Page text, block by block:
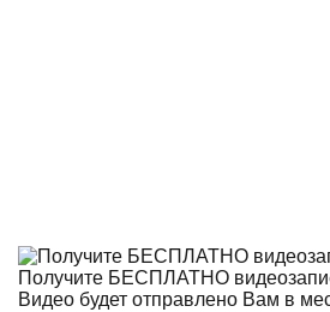
Получите БЕСПЛАТНО
Видео будет отправлено Вам в